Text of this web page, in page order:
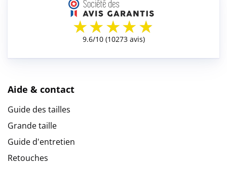
Aide & contact
Guide des tailles
Grande taille
Guide d'entretien
Retouches